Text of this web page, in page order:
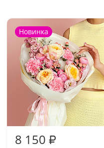
Новинка
8 150 ₽